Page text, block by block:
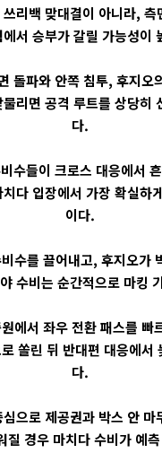
리백 맞대결이 아니라, 측
서 승부가 갈릴 가능성이
돌파와 안쪽 침투, 후지오
리면 공격 루트를 상당히
다.
수들이 크로스 대응에서
다 입장에서 가장 확실하
이다.
수를 끌어내고, 후지오가
수비는 순간적으로 마킹
에서 좌우 전환 패스를 빠
쏠린 뒤 반대편 대응에서
다.
으로 제공권과 박스 안 마
질 경우 마치다 수비가 예